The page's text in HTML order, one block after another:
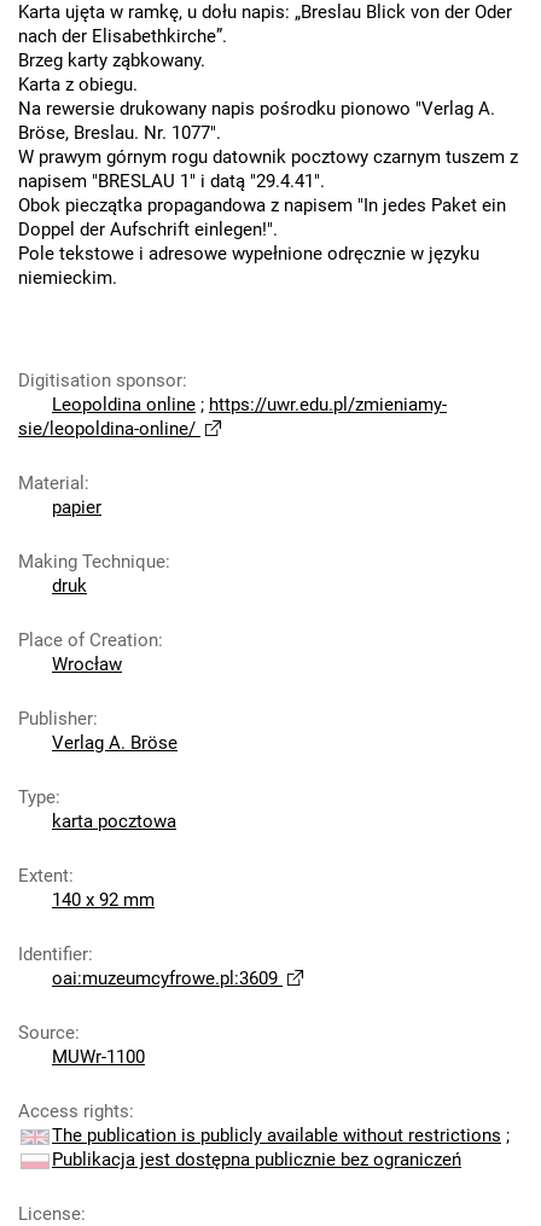
Karta ujęta w ramkę, u dołu napis: „Breslau Blick von der Oder
nach der Elisabethkirche”.
Brzeg karty ząbkowany.
Karta z obiegu.
Na rewersie drukowany napis pośrodku pionowo "Verlag A.
Bröse, Breslau. Nr. 1077".
W prawym górnym rogu datownik pocztowy czarnym tuszem z
napisem "BRESLAU 1" i datą "29.4.41".
Obok pieczątka propagandowa z napisem "In jedes Paket ein
Doppel der Aufschrift einlegen!".
Pole tekstowe i adresowe wypełnione odręcznie w języku
niemieckim.
Digitisation sponsor:
Leopoldina online ; https://uwr.edu.pl/zmieniamy-
sie/leopoldina-online/
Material :
papier
Making Technique:
druk
Place of Creation:
Wrocław
Publisher:
Verlag A. Bröse
Type:
karta pocztowa
Extent:
140 x 92 mm
Identifier:
oai:muzeumcyfrowe.pl:3609
Source:
MUWr-1100
Access rights:
The publication is publicly available without restrictions ;
Publikacja jest dostępna publicznie bez ograniczeń
License: